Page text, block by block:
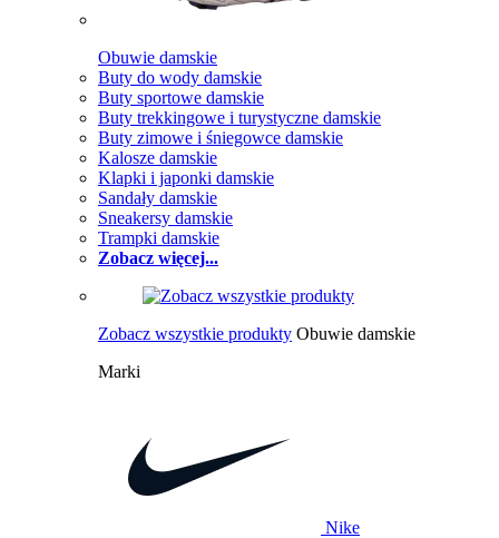
Obuwie damskie
Buty do wody damskie
Buty sportowe damskie
Buty trekkingowe i turystyczne damskie
Buty zimowe i śniegowce damskie
Kalosze damskie
Klapki i japonki damskie
Sandały damskie
Sneakersy damskie
Trampki damskie
Zobacz więcej...
Zobacz wszystkie produkty Obuwie damskie
Marki
Nike